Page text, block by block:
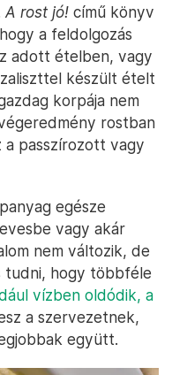
A rost jó! című könyv
a feldolgozás
adott ételben, vagy
készült ételt
korpája nem
rostban
a passzírozott vagy
egésze
vagy akár
nem változik, de
tudni, hogy többféle
vízben oldódik, a
a szervezetnek,
együtt.